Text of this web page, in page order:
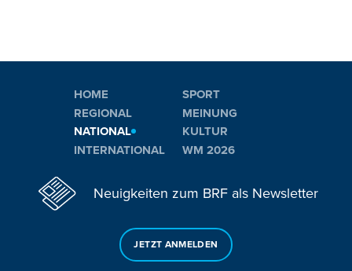
HOME
REGIONAL
NATIONAL
INTERNATIONAL
SPORT
MEINUNG
KULTUR
WM 2026
Neuigkeiten zum BRF als Newsletter
JETZT ANMELDEN